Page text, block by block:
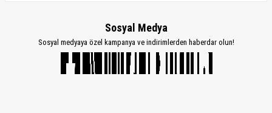
Sosyal Medya
Sosyal medyaya özel kampanya ve indirimlerden haberdar olun!